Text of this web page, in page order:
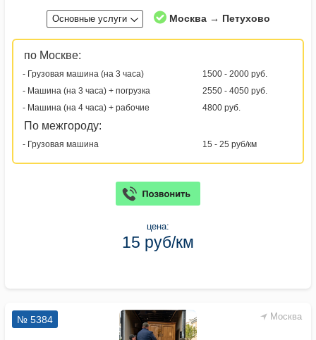
Основные услуги Москва → Петухово
по Москве:
- Грузовая машина (на 3 часа)
1500 - 2000 руб.
- Машина (на 3 часа) + погрузка
2550 - 4050 руб.
- Машина (на 4 часа) + рабочие
4800 руб.
По межгороду:
- Грузовая машина 15 - 25 руб/км
цена:
15 руб/км
Москва
№ 5384